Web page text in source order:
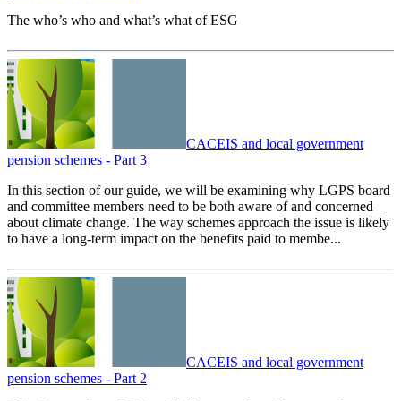
The who’s who and what’s what of ESG
CACEIS and local government
pension schemes - Part 3
In this section of our guide, we will be examining why LGPS board
and committee members need to be both aware of and concerned
about climate change. The way schemes approach the issue is likely
to have a long-term impact on the benefits paid to membe...
CACEIS and local government
pension schemes - Part 2